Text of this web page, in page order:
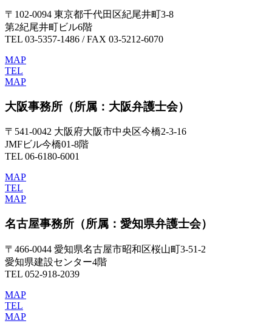
〒102-0094 東京都千代田区紀尾井町3-8
第2紀尾井町ビル6階
TEL 03-5357-1486 / FAX 03-5212-6070
MAP
TEL
MAP
大阪事務所 （所属：大阪弁護士会）
〒541-0042 大阪府大阪市中央区今橋2-3-16
JMFビル今橋01-8階
TEL 06-6180-6001
MAP
TEL
MAP
名古屋事務所 （所属：愛知県弁護士会）
〒466-0044 愛知県名古屋市昭和区桜山町3-51-2
愛知県建設センター4階
TEL 052-918-2039
MAP
TEL
MAP